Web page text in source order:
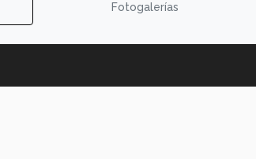
Fotogalerías